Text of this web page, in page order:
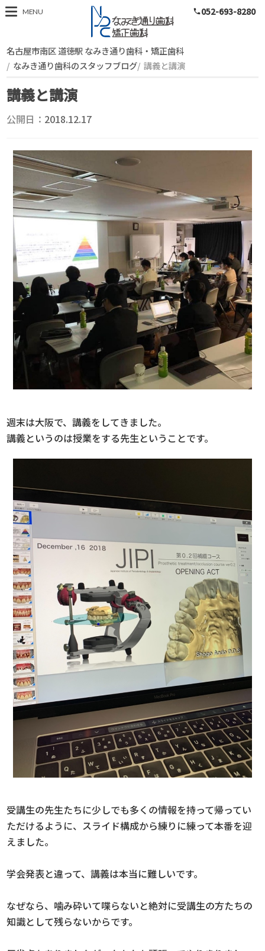
スタッフブログ
MENU phone052-693-8280
名古屋市南区 道徳駅 なみき通り歯科・矯正歯科
なみき通り歯科のスタッフブログ 講義と講演
講義と講演
公開日： 2018.12.17
週末は大阪で、講義をしてきました。
講義というのは授業をする先生ということです。
受講生の先生たちに少しでも多くの情報を持って帰ってい
ただけるように、スライド構成から練りに練って本番を迎
えました。
学会発表と違って、講義は本当に難しいです。
なぜなら、噛み砕いて喋らないと絶対に受講生の方たちの
知識として残らないからです。